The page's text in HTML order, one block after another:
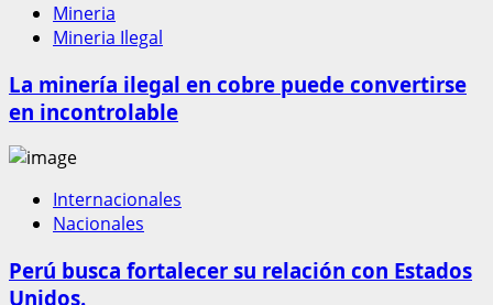
Mineria
Mineria Ilegal
La minería ilegal en cobre puede convertirse
en incontrolable
Internacionales
Nacionales
Perú busca fortalecer su relación con Estados
Unidos.